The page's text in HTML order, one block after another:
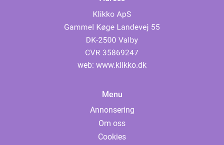
web: www.klikko.dk
Menu
Annonsering
Om oss
Cookies